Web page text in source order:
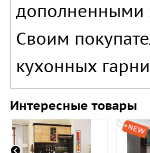
дополненными
Своим
кухонных
Интересные товары